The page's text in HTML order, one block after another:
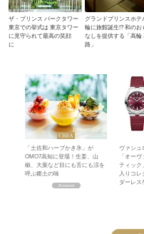
ザ・プリンス パークタワー
東京での挙式は 東京タワー
に見守られて最高の笑顔
に
グランドプリンスホテ
輪に旅館誕生!? 和のお
なしを提供する「高輪
路」
「土佐和ハーブかき氷」が
OMO7高知に登場！生姜、山
椒、大葉など目にも舌にも涼を
呼ぶ郷土の味
ヴァシュ
「オー
ティック
入りコレ
ダーレス